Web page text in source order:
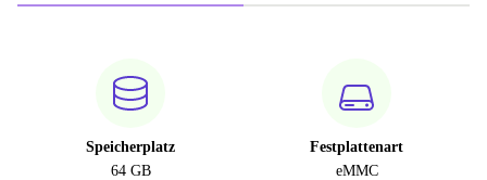
Speicherplatz
64 GB
Festplattenart
eMMC